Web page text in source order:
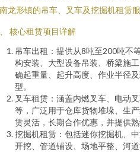
龙形镇的吊车、叉车及挖掘机租赁
核心租赁项目详解
吊车出租：提供从8吨至200吨不
构安装、大型设备吊装、桥梁施
确起重量、起升高度、作业半径
型。
叉车租赁：涵盖内燃叉车、电动
等，广泛用于仓库货物堆垛、生
赁灵活，长期合作优惠，并提供熟
挖掘机租赁：包括迷你挖掘机、
开挖、管道铺设、场地平整、河